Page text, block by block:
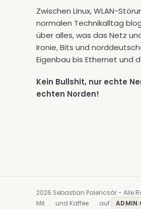
Zwischen Linux, WLAN-
normalen Technikalltag
über alles, was das Netz
Ironie, Bits und
Eigenbau bis Ethernet und
Kein Bullshit, nur echte
echten Norden!
2026 Sebastian Palencsár - Alle
Mit
und Kaffee auf